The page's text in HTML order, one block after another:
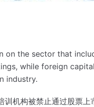
on the sector that
while foreign
industry.
训机构被禁止通过股票